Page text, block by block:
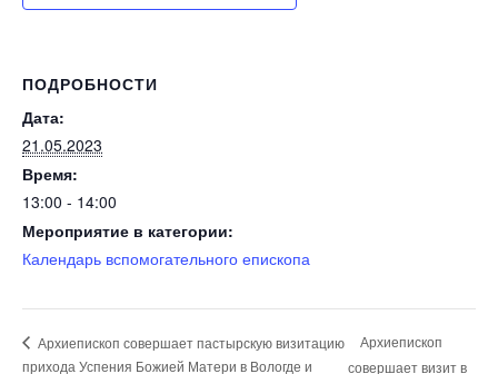
ПОДРОБНОСТИ
Дата:
21.05.2023
Время:
13:00 - 14:00
Мероприятие в категории:
Календарь вспомогательного епископа
Архиепископ совершает пастырскую визитацию
прихода Успения Божией Матери в Вологде и
Архиепископ
совершает визит в